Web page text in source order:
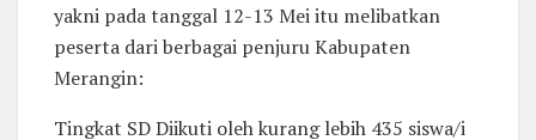
yakni pada tanggal 12-13 Mei itu melibatkan
peserta dari berbagai penjuru Kabupaten
Merangin:
Tingkat SD Diikuti oleh kurang lebih 435 siswa/i